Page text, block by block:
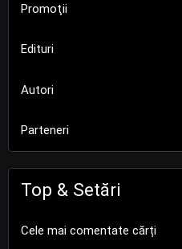
Promoţii
Edituri
Autori
Parteneri
Top & Setări
Cele mai comentate cărți